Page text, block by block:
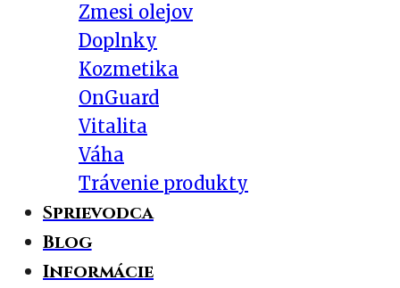
Zmesi olejov
Doplnky
Kozmetika
OnGuard
Vitalita
Váha
Trávenie produkty
Sprievodca
Blog
Informácie